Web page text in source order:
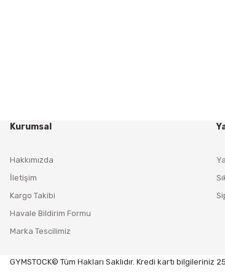
Kurumsal
Hakkımızda
İletişim
Kargo Takibi
Havale Bildirim Formu
Marka Tescilimiz
GYMSTOCK© Tüm Hakları Saklıdır. Kredi kartı bilgileriniz